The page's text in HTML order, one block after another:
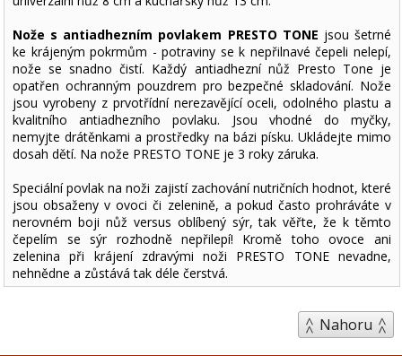
Nože s antiadhezním povlakem PRESTO TONE jsou šetrné
ke krájeným pokrmům - potraviny se k nepřilnavé čepeli nelepí,
nože se snadno čistí. Každý antiadhezní nůž Presto Tone je
opatřen ochranným pouzdrem pro bezpečné skladování. Nože
jsou vyrobeny z prvotřídní nerezavějící oceli, odolného plastu a
kvalitního antiadhezního povlaku. Jsou vhodné do myčky,
nemyjte drátěnkami a prostředky na bázi písku. Ukládejte mimo
dosah dětí. Na nože PRESTO TONE je 3 roky záruka.
Speciální povlak na noži zajistí zachování nutričních hodnot, které
jsou obsaženy v ovoci či zelenině, a pokud často prohráváte v
nerovném boji nůž versus oblíbený sýr, tak věřte, že k těmto
čepelím se sýr rozhodně nepřilepí! Kromě toho ovoce ani
zelenina při krájení zdravými noži PRESTO TONE nevadne,
nehnědne a zůstává tak déle čerstvá.
Nahoru